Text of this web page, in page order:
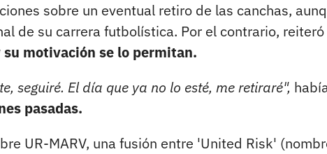
sobre un eventual retiro de las canchas,
de su carrera futbolística. Por el contrario,
motivación se lo permitan.
seguiré. El día que ya no lo esté, me retiraré",
pasadas.
UR-MARV, una fusión entre 'United Risk'